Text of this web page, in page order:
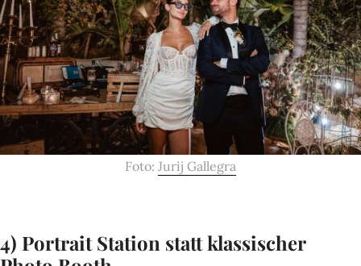
Foto: Jurij Gallegra
4) Portrait Station statt klassischer